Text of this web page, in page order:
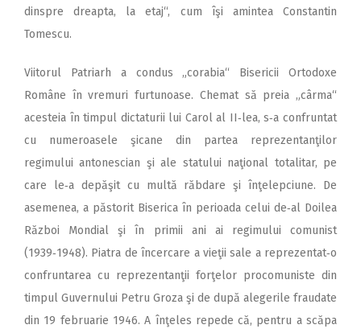
dinspre dreapta, la etaj“, cum îşi amintea Constantin
Tomescu.
Viitorul Patriarh a condus „corabia“ Bisericii Ortodoxe
Române în vremuri furtunoase. Chemat să preia „cârma“
acesteia în timpul dictaturii lui Carol al II‑lea, s‑a confruntat
cu numeroasele şicane din partea reprezentanţilor
regimului antonescian şi ale statului naţional totalitar, pe
care le‑a depăşit cu multă răbdare şi înţelepciune. De
asemenea, a păstorit Biserica în perioada celui de‑al Doilea
Război Mondial şi în primii ani ai regimului comunist
(1939‑1948). Piatra de încercare a vieţii sale a reprezentat‑o
confruntarea cu reprezentanţii forţelor procomuniste din
timpul Guvernului Petru Groza şi de după alegerile fraudate
din 19 februarie 1946. A înţeles repede că, pentru a scăpa